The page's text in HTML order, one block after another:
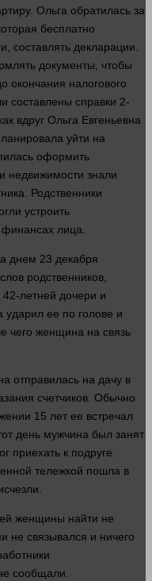
Ольга обратилась за
бесплатно
составлять декларации.
документы, чтобы
окончания налогового
составлены справки 2-
вдруг Ольга Евгеньевна
уйти на
оформить
недвижимости знали
Родственники
устроить
финансах лица
днем 23 декабря
родственников,
летней дочери и
ударил ее по голове и
чего женщина на связь
отправилась на дачу в
счетчиков. Обычно
15 лет ее встречал
день мужчина был занят
приехать к подруге.
тележкой пошла в
женщины найти не
не связывался и ничего
сообщали.